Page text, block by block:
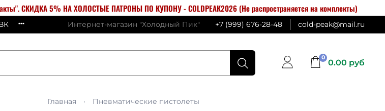
СКИДКА 5% НА ХОЛОСТЫЕ ПАТРОНЫ ПО КУПОНУ - COLDPEAK2026 (Не распространяется на комплекты)
Интернет-магазин "Холодный Пик" +7 (999) 676-28-48 cold-peak@mail.ru
0 0.00 руб
Главная Пневматические пистолеты